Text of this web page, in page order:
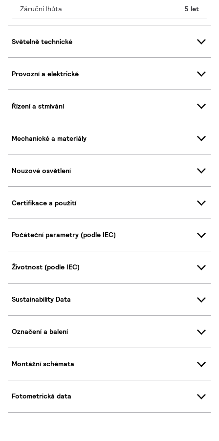
Záruční lhůta 5 let
Světelně technické
Provozní a elektrické
Řízení a stmívání
Mechanické a materiály
Nouzové osvětlení
Certifikace a použití
Počáteční parametry (podle IEC)
Životnost (podle IEC)
Sustainability Data
Označení a balení
Montážní schémata
Fotometrická data